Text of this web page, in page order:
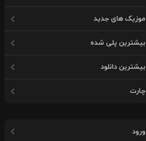
موزیک های جدید
بیشترین پلی شده
بیشترین دانلود
چارت
ورود